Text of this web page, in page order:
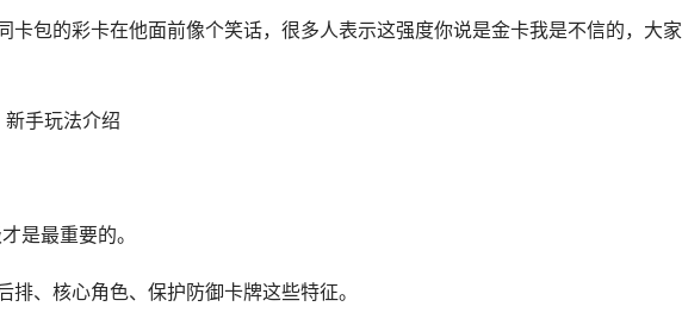
卡包的彩卡在他面前像个笑话，很多人表示这强度你说是金卡我是不信的，大家
手玩法介绍
是最重要的。
、核心角色、保护防御卡牌这些特征。